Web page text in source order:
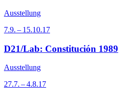
Ausstellung
7.9. – 15.10.17
D21/Lab: Constitución 1989
Ausstellung
27.7. – 4.8.17